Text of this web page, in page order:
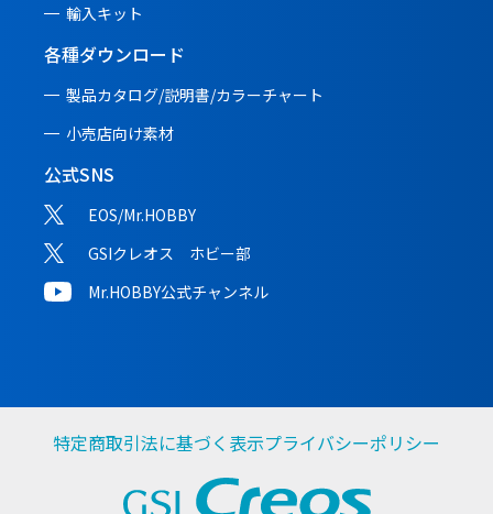
輸入キット
各種ダウンロード
製品カタログ/説明書/カラーチャート
小売店向け素材
公式SNS
EOS/Mr.HOBBY
GSIクレオス ホビー部
Mr.HOBBY公式チャンネル
特定商取引法に基づく表示プライバシーポリシー